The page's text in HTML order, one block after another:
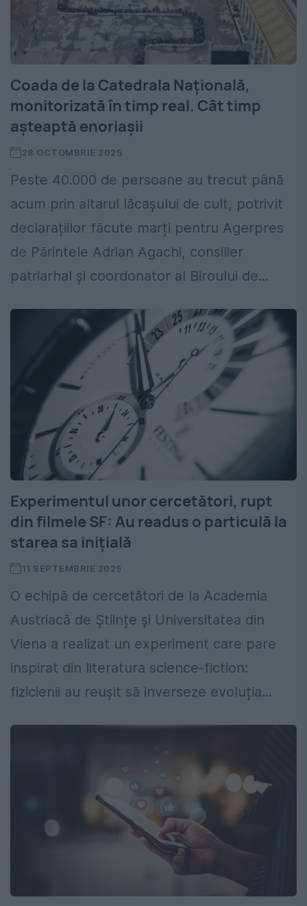
Coada de la Catedrala Națională,
monitorizată în timp real. Cât timp
așteaptă enoriașii
28 OCTOMBRIE 2025
Peste 40.000 de persoane au trecut până
acum prin altarul lăcașului de cult, potrivit
declarațiilor făcute marți pentru Agerpres
de Părintele Adrian Agachi, consilier
patriarhal și coordonator al Biroului de...
Experimentul unor cercetători, rupt
din filmele SF: Au readus o particulă la
starea sa inițială
11 SEPTEMBRIE 2025
O echipă de cercetători de la Academia
Austriacă de Științe și Universitatea din
Viena a realizat un experiment care pare
inspirat din literatura science-fiction:
fizicienii au reușit să inverseze evoluția...